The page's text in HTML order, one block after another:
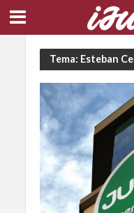
Tema: Esteban